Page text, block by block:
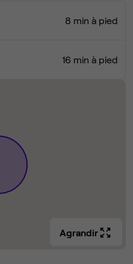
8 min à pied
16 min à pied
Agrandir